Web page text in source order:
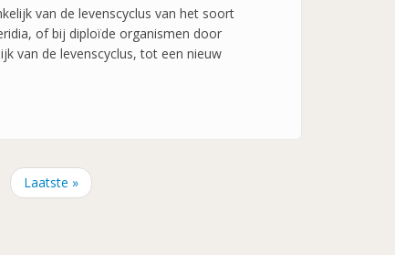
van de levenscyclus van het soort
of bij diploïde organismen door
van de levenscyclus, tot een nieuw
Laatste
pagina
Laatste »